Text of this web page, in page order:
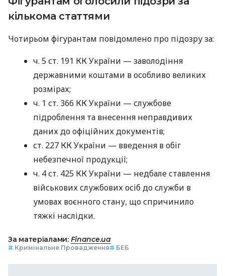
кількома статтями
Чотирьом фігурантам повідомлено про підозру за:
ч. 5 ст. 191 КК України — заволодіння
державними коштами в особливо великих
розмірах;
ч. 1 ст. 366 КК України — службове
підроблення та внесення неправдивих
даних до офіційних документів;
ст. 227 КК України — введення в обіг
небезпечної продукції;
ч. 4 ст. 425 КК України — недбале ставлення
військових службових осіб до служби в
умовах воєнного стану, що спричинило
тяжкі наслідки.
За матеріалами: Finance.ua
# Кримінальне Провадження# БЕБ